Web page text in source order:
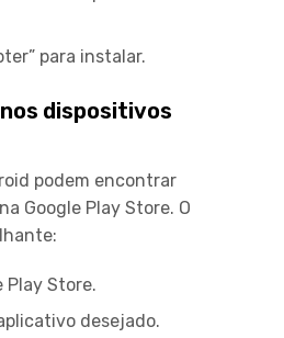
para instalar.
dispositivos
podem encontrar
Google Play Store. O
Play Store.
desejado.